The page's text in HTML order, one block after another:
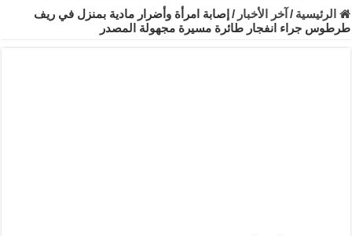
الأمن الداخلي يعثر على مقبرة جماعية في ريف اللاذقية تضم 9 جثامين
الوزير الشيباني يبحث في باريس تعزيز الاستقرار في سوريا
الرئيسية / آخر الأخبار / إصابة امرأة وأضرار مادية بمنزل في ريف
طرطوس جراء انفجار طائرة مسيرة مجهولة المصدر